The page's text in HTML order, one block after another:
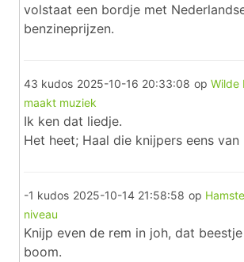
volstaat een bordje met
benzineprijzen.
43 kudos 2025-10-16 20:33:08 op Wilde
maakt muziek
Ik ken dat liedje.
Het heet; Haal die knijpers eens
-1 kudos 2025-10-14 21:58:58 op
niveau
Knijp even de rem in joh, dat
boom.